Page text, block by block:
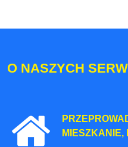
O NASZYCH
MIESZKANIE,